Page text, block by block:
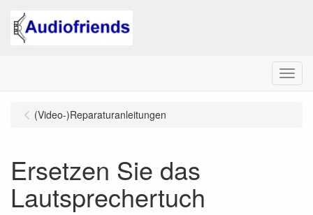
Menu
(Video-)Reparaturanleitungen
Ersetzen Sie das
Lautsprechertuch